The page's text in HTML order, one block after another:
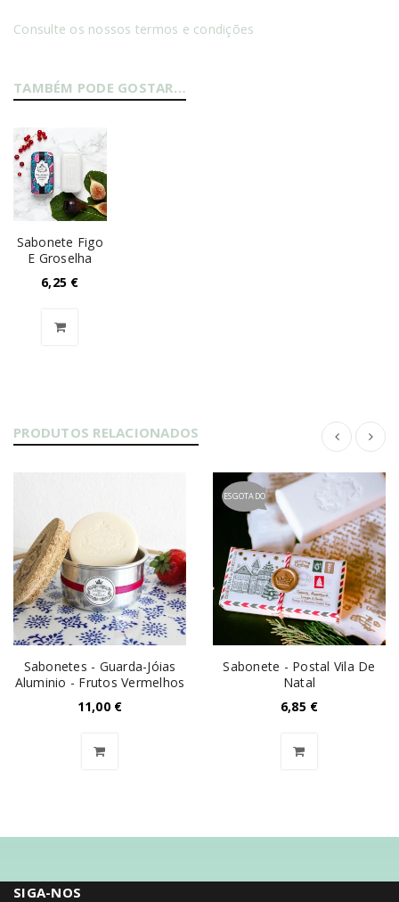
Consulte os nossos termos e condições
TAMBÉM PODE GOSTAR…
Sabonete Figo
E Groselha
6,25 €
PRODUTOS RELACIONADOS
Sabonetes - Guarda-Jóias
Aluminio - Frutos Vermelhos
11,00 €
ESGOTADO
Sabonete - Postal Vila De
Natal
6,85 €
SIGA-NOS